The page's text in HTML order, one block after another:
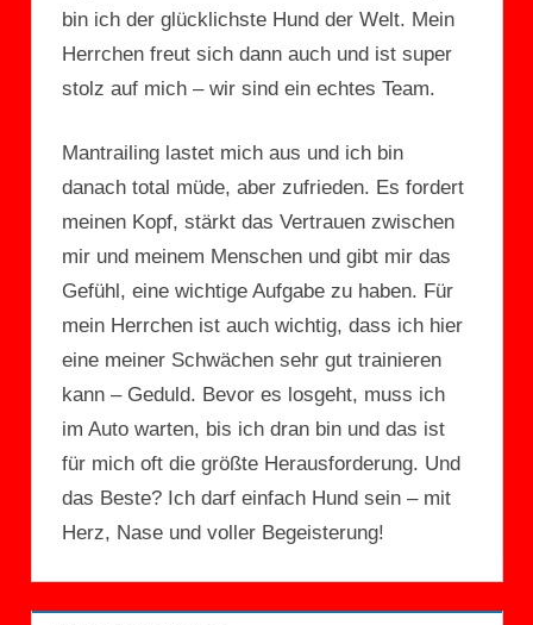
bin ich der glücklichste Hund der Welt. Mein
Herrchen freut sich dann auch und ist super
stolz auf mich – wir sind ein echtes Team.
Mantrailing lastet mich aus und ich bin
danach total müde, aber zufrieden. Es fordert
meinen Kopf, stärkt das Vertrauen zwischen
mir und meinem Menschen und gibt mir das
Gefühl, eine wichtige Aufgabe zu haben. Für
mein Herrchen ist auch wichtig, dass ich hier
eine meiner Schwächen sehr gut trainieren
kann – Geduld. Bevor es losgeht, muss ich
im Auto warten, bis ich dran bin und das ist
für mich oft die größte Herausforderung. Und
das Beste? Ich darf einfach Hund sein – mit
Herz, Nase und voller Begeisterung!